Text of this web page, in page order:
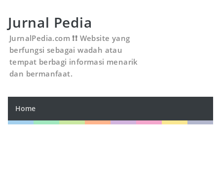
Jurnal Pedia
JurnalPedia.com ❗❗ Website yang
berfungsi sebagai wadah atau
tempat berbagi informasi menarik
dan bermanfaat.
Home